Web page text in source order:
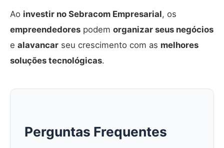
Ao investir no Sebracom Empresarial, os
empreendedores podem organizar seus negócios
e alavancar seu crescimento com as melhores
soluções tecnológicas.
Perguntas Frequentes